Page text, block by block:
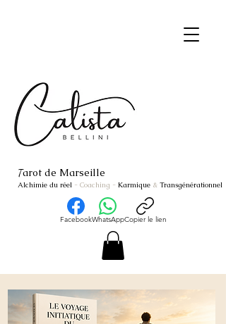
Tarot de Marseille
Alchimie du réel - Coaching - Karmique & Transgénérationnel
FacebookWhatsAppCopier le lien